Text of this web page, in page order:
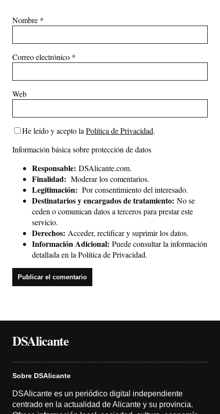
Nombre *
Correo electrónico *
Web
He leído y acepto la Política de Privacidad.
Información básica sobre protección de datos
Responsable: DSAlicante.com.
Finalidad: Moderar los comentarios.
Legitimación: Por consentimiento del interesado.
Destinatarios y encargados de tratamiento: No se
ceden o comunican datos a terceros para prestar este
servicio.
Derechos: Acceder, rectificar y suprimir los datos.
Información Adicional: Puede consultar la información
detallada en la Política de Privacidad.
DSAlicante
Sobre DSAlicante
DSAlicante es un periódico digital independiente
centrado en la actualidad de Alicante y su provincia.